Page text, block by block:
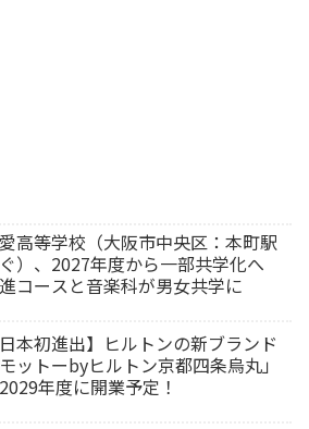
高等学校（大阪市中央区：本町駅
）、2027年度から一部共学化へ
コースと音楽科が男女共学に
日本初進出】ヒルトンの新ブランド
モットーbyヒルトン京都四条烏丸」
年度に開業予定！